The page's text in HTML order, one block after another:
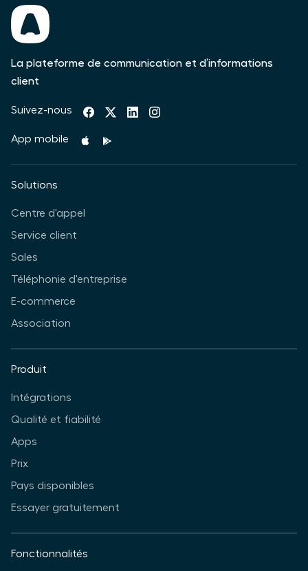
La plateforme de communication et d’informations
client
Suivez-nous
App mobile
Solutions
Centre d'appel
Service client
Sales
Téléphonie d'entreprise
E-commerce
Association
Produit
Intégrations
Qualité et fiabilité
Apps
Prix
Pays disponibles
Essayer gratuitement
Fonctionnalités